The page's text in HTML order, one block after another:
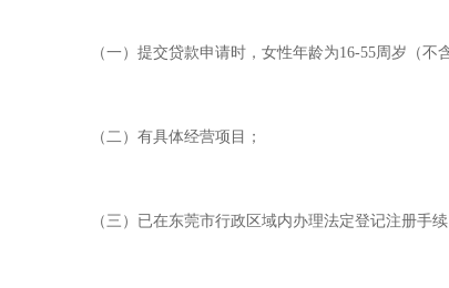
（一）提交贷款申请时，女性年龄为16-55周岁（
（二）有具体经营项目；
（三）已在东莞市行政区域内办理法定登记注册手